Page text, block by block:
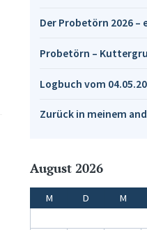
Der Probetörn 2026
Probetörn –
Logbuch vom
Zurück in meinem
August 2026
M D M